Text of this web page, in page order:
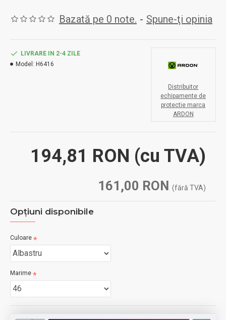
Bazată pe 0 note. - Spune-ţi opinia
161,00 RON (fără TVA)
194,81 RON (cu TVA)
LIVRARE IN 2-4 ZILE
Model: H6416
Distribuitor
echipamente de
protectie marca
ARDON
Opţiuni disponibile
Culoare
Marime